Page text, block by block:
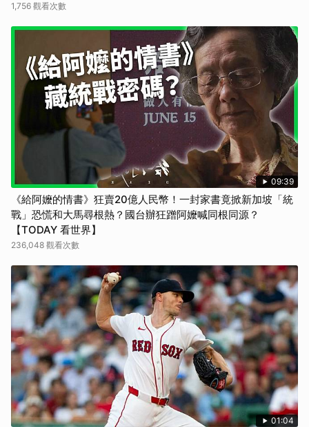
1,756 觀看次數
09:39
《給阿嬤的情書》狂賣20億人民幣！一封家書竟掀新加坡「統
戰」恐慌和大馬尋根熱？國台辦狂蹭阿嬤喊同根同源？
【TODAY 看世界】
236,048 觀看次數
01:04